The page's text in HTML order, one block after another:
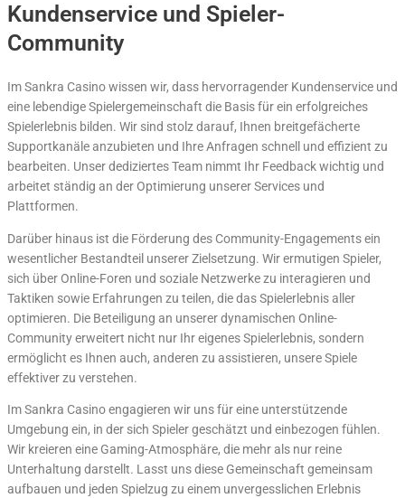
Kundenservice und Spieler-
Community
Im Sankra Casino wissen wir, dass hervorragender Kundenservice und
eine lebendige Spielergemeinschaft die Basis für ein erfolgreiches
Spielerlebnis bilden. Wir sind stolz darauf, Ihnen breitgefächerte
Supportkanäle anzubieten und Ihre Anfragen schnell und effizient zu
bearbeiten. Unser dediziertes Team nimmt Ihr Feedback wichtig und
arbeitet ständig an der Optimierung unserer Services und
Plattformen.
Darüber hinaus ist die Förderung des Community-Engagements ein
wesentlicher Bestandteil unserer Zielsetzung. Wir ermutigen Spieler,
sich über Online-Foren und soziale Netzwerke zu interagieren und
Taktiken sowie Erfahrungen zu teilen, die das Spielerlebnis aller
optimieren. Die Beteiligung an unserer dynamischen Online-
Community erweitert nicht nur Ihr eigenes Spielerlebnis, sondern
ermöglicht es Ihnen auch, anderen zu assistieren, unsere Spiele
effektiver zu verstehen.
Im Sankra Casino engagieren wir uns für eine unterstützende
Umgebung ein, in der sich Spieler geschätzt und einbezogen fühlen.
Wir kreieren eine Gaming-Atmosphäre, die mehr als nur reine
Unterhaltung darstellt. Lasst uns diese Gemeinschaft gemeinsam
aufbauen und jeden Spielzug zu einem unvergesslichen Erlebnis